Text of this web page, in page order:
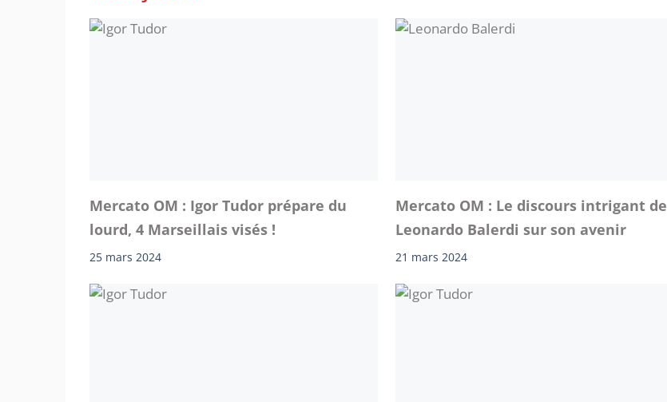
Mercato OM : Igor Tudor prépare du
lourd, 4 Marseillais visés !
25 mars 2024
Mercato OM : Le discours intrigant de
Leonardo Balerdi sur son avenir
21 mars 2024